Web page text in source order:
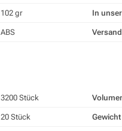
102 gr
ABS
In
3200 Stück
20 Stück